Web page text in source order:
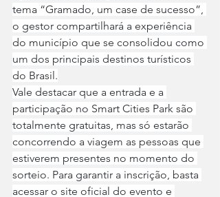
tema “Gramado, um case de sucesso”,
o gestor compartilhará a experiência
do município que se consolidou como
um dos principais destinos turísticos
do Brasil.
Vale destacar que a entrada e a
participação no Smart Cities Park são
totalmente gratuitas, mas só estarão
concorrendo a viagem as pessoas que
estiverem presentes no momento do
sorteio. Para garantir a inscrição, basta
acessar o site oficial do evento e